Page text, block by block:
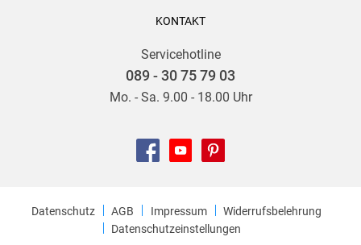
KONTAKT
Servicehotline
089 - 30 75 79 03
Mo. - Sa. 9.00 - 18.00 Uhr
Datenschutz AGB Impressum
Widerrufsbelehrung
Datenschutzeinstellungen